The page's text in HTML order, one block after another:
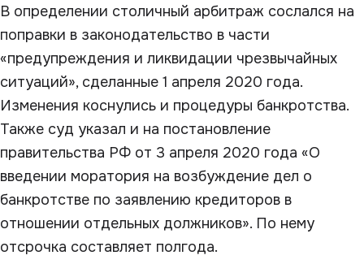
В определении столичный арбитраж сослался на
поправки в законодательство в части
«предупреждения и ликвидации чрезвычайных
ситуаций», сделанные 1 апреля 2020 года.
Изменения коснулись и процедуры банкротства.
Также суд указал и на постановление
правительства РФ от 3 апреля 2020 года «О
введении моратория на возбуждение дел о
банкротстве по заявлению кредиторов в
отношении отдельных должников». По нему
отсрочка составляет полгода.